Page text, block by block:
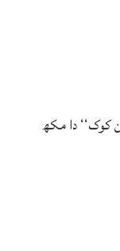
کوک‘‘ دا مکھ